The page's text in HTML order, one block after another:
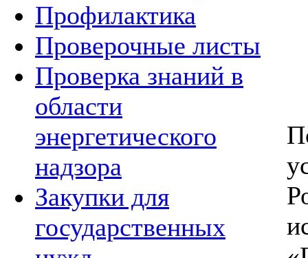
Профилактика
Проверочные листы
Проверка знаний в
области
энергетического
надзора
Закупки для
государственных